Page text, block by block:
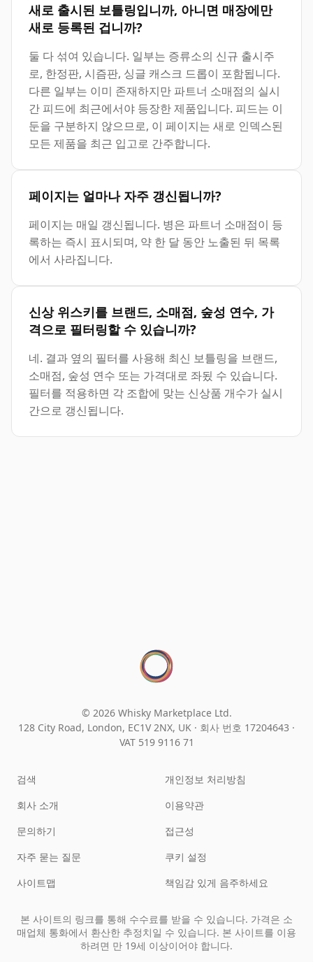
새로 출시된 보틀링입니까, 아니면 매장에만
새로 등록된 겁니까?
둘 다 섞여 있습니다. 일부는 증류소의 신규 출시주
로, 한정판, 시즘판, 싱글 캐스크 드롭이 포함됩니다.
다른 일부는 이미 존재하지만 파트너 소매점의 실시
간 피드에 최근에서야 등장한 제품입니다. 피드는 이
둔을 구분하지 않으므로, 이 페이지는 새로 인덱스된
모든 제품을 최근 입고로 간주합니다.
페이지는 얼마나 자주 갱신됩니까?
페이지는 매일 갱신됩니다. 병은 파트너 소매점이 등
록하는 즉시 표시되며, 약 한 달 동안 노출된 뒤 목록
에서 사라집니다.
신상 위스키를 브랜드, 소매점, 숲성 연수, 가
격으로 필터링할 수 있습니까?
네. 결과 옆의 필터를 사용해 최신 보틀링을 브랜드,
소매점, 숲성 연수 또는 가격대로 좌됬 수 있습니다.
필터를 적용하면 각 조합에 맞는 신상품 개수가 실시
간으로 갱신됩니다.
© 2026 Whisky Marketplace Ltd.
128 City Road, London, EC1V 2NX, UK · 회사 번호 17204643 ·
VAT 519 9116 71
검색
회사 소개
문의하기
자주 묻는 질문
사이트맵
개인정보 처리방침
이용약관
접근성
쿠키 설정
책임감 있게 음주하세요
본 사이트의 링크를 통해 수수료를 받을 수 있습니다. 가격은 소
매업체 통화에서 환산한 추정치일 수 있습니다. 본 사이트를 이용
하려면 만 19세 이상이어야 합니다.